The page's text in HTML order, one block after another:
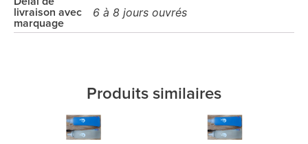
livraison avec
marquage
6 à 8 jours ouvrés
Produits similaires